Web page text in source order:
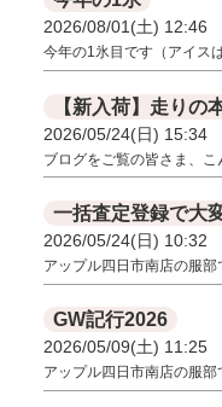
2026/08/01(土) 12:46
今年の1氷目です（アイス
2026/05/24(日) 15:34
ブログをご覧の皆さま、
2026/05/24(日) 10:32
アップル四日市南店の服
GW記行2026
2026/05/09(土) 11:25
アップル四日市南店の服